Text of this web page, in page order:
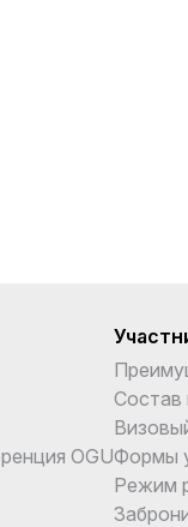
OGU
Состав
Формы
Режим